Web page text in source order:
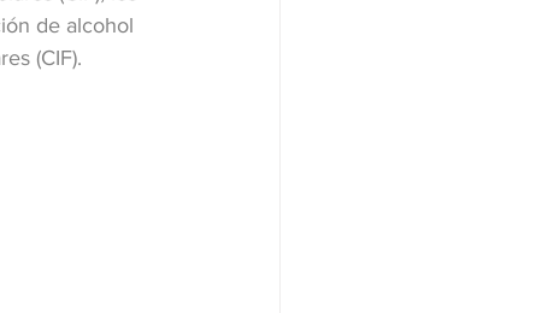
de alcohol
(CIF).